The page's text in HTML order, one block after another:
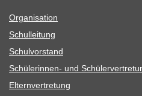
Orga­ni­sa­tion
Schul­lei­tung
Schul­vor­stand
Schü­le­rin­nen- und
Eltern­ver­tre­tung